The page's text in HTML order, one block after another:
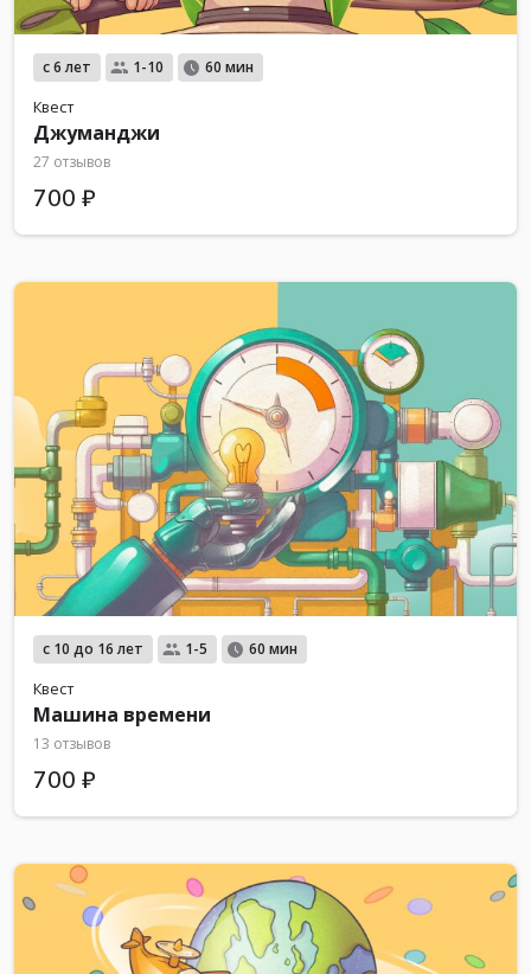
с 6 лет 1-10 60 мин
Квест
Джуманджи
27 отзывов
700 ₽
с 10 до 16 лет 1-5 60 мин
Квест
Машина времени
13 отзывов
700 ₽